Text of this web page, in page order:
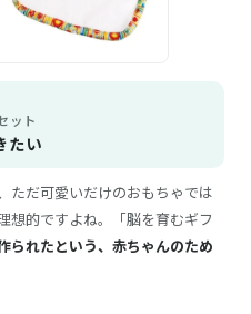
ット
たい
ただ可愛いだけのおもちゃでは
想的ですよね。「脳を育むギフ
られたという、赤ちゃんのため